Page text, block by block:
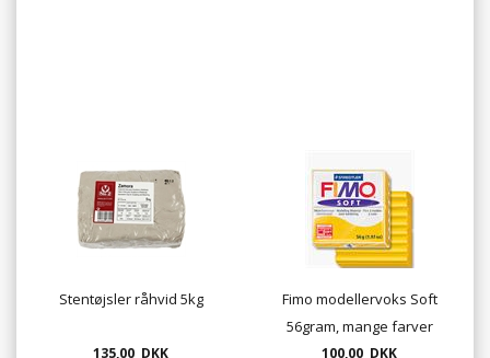
Stentøjsler råhvid 5kg
135,00 DKK
Fimo modellervoks Soft
56gram, mange farver
100,00 DKK